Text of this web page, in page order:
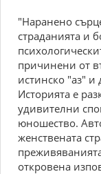
"Наранено
страданията и
причинени от
истинско "аз" и
Историята е
удивителни
юношество.
женствената
откровена